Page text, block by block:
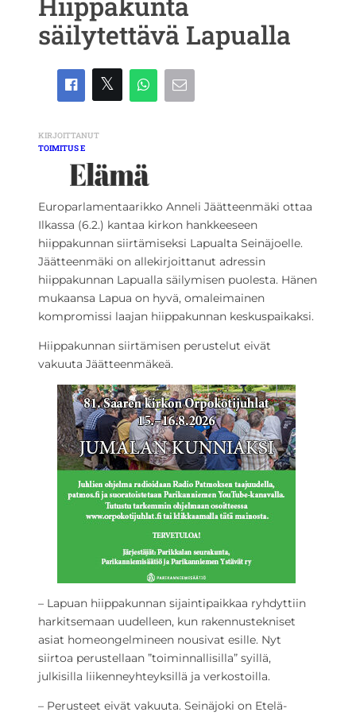
säilytettävä Lapualla
KIRJOITTANUT
TOIMITUS E
Europarlamentaarikko Anneli Jäätteenmäki ottaa
Ilkassa (6.2.) kantaa kirkon hankkeeseen
hiippakunnan siirtämiseksi Lapualta Seinäjoelle.
Jäätteenmäki on allekirjoittanut adressin
hiippakunnan Lapualla säilymisen puolesta. Hänen
mukaansa Lapua on hyvä, omaleimainen
kompromissi laajan hiippakunnan keskuspaikaksi.
Hiippakunnan siirtämisen perustelut eivät
vakuuta Jäätteenmäkeä.
– Lapuan hiippakunnan sijaintipaikkaa ryhdyttiin
harkitsemaan uudelleen, kun rakennustekniset
asiat homeongelmineen nousivat esille. Nyt
siirtoa perustellaan ”toiminnallisilla” syillä,
julkisilla liikenneyhteyksillä ja verkostoilla.
– Perusteet eivät vakuuta. Seinäjoki on Etelä-